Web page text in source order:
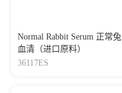
Normal Rabbit Serum 正常兔
血清（进口原料）
36117ES